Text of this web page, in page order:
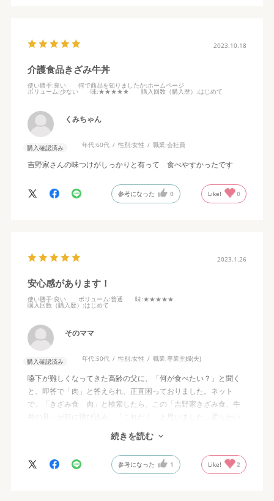
2023.10.18
介護食品きざみ牛丼
使い勝手:良い 何で商品を知りましたか:ホームページ
ボリューム:少ない 味:★★★★★ 購入回数（購入歴） :はじめて
くみちゃん
購入確認済み 年代:60代 性別:女性 職業:会社員
吉野家さんの味つけがしっかりと有って 食べやすかったです
参考になった 0 Like! 0
2023.1.26
安心感があります！
使い勝手:良い ボリューム:普通 味:★★★★★
購入回数（購入歴）:はじめて
そのママ
購入確認済み 年代:50代 性別:女性 職業:専業主婦(夫)
嚥下が難しくなってきた高齢の父に、「何が食べたい？」と聞く
と、即答で「肉」と答えられ、正直困っておりました。ネット
で、「きざみ食 肉」と検索したら、この「吉野家きざみ食、牛
丼の具」が目に飛び込み、「これだ！」と思いました。柔らかい
ご飯にこれをかけたら、父はとても喜んで食べてくれました。吉
野家さんが、高齢者の為にこのような商品も販売されていること
にある種の感激を覚えました。今後も利用させて頂きます。本当
にありがとうございました。
続きを読む
参考になった 1 Like! 2